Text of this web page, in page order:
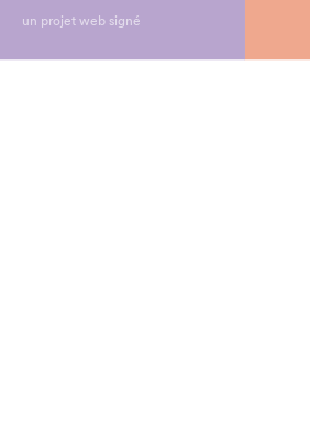
un projet web signé